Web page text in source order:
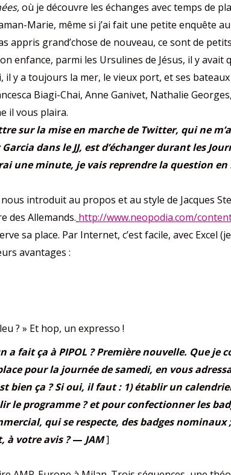
où je découvre les échanges avec temps de
Marie, même si j’ai fait une petite enquête
appris grand’chose de nouveau, ce sont de
parmi les Ursulines de Jésus, il y avait
y a toujours la mer, le vieux port, et ses
Biagi-Chai, Anne Ganivet, Nathalie
il vous plaira.
sur la mise en marche de Twitter, qui ne
dans le JJ, est d’échanger durant les
une minute, je vais reprendre la question
introduit au propos et au style de Jacques
des Allemands. http://www.neopodia.com/
sa place. Par Internet, c’est facile, avec Excel
avantages :
? » Et hop, un expresso !
a fait ça à PIPOL ? Première nouvelle. Que je
pour la journée de samedi, en vous
bien ça ? Si oui, il faut : 1) établir un
programme ? et pour confectionner les
qui se respecte, des badges nominaux
à votre avis ?— JAM]